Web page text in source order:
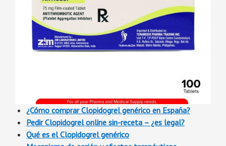
¿Cómo comprar Clopidogrel genérico en España?
Pedir Clopidogrel online sin-receta – ¿es legal?
Qué es el Clopidogrel genérico